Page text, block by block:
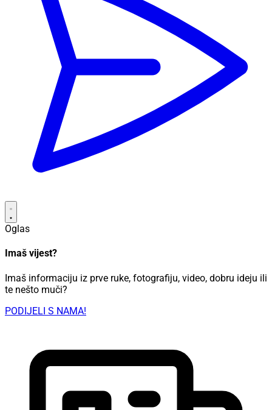
Oglas
Imaš vijest?
Imaš informaciju iz prve ruke, fotografiju, video, dobru ideju ili
te nešto muči?
PODIJELI S NAMA!